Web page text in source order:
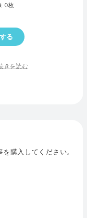
0枚
る
きを読む
購入してください。